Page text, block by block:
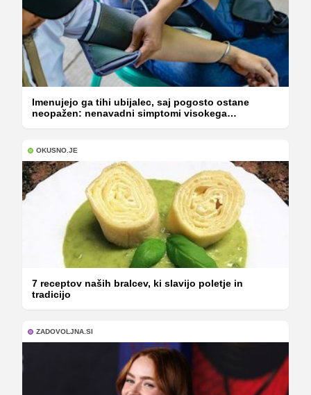
Imenujejo ga tihi ubijalec, saj pogosto ostane
neopažen: nenavadni simptomi visokega
OKUSNO.JE
7 receptov naših bralcev, ki slavijo poletje in
tradicijo
ZADOVOLJNA.SI